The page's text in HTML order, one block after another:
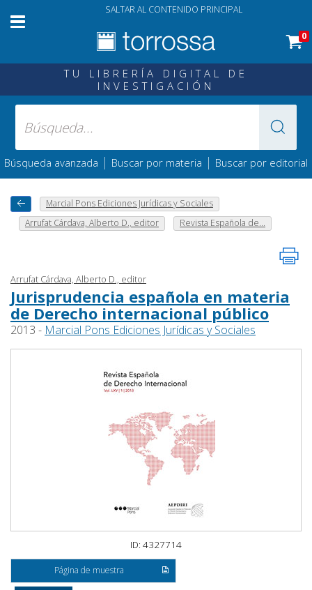
SALTAR AL CONTENIDO PRINCIPAL
0
TU LIBRERÍA DIGITAL DE
INVESTIGACIÓN
Búsqueda avanzada | Buscar por materia | Buscar por editorial
Marcial Pons Ediciones Jurídicas y Sociales
Arrufat Cárdava, Alberto D., editor
Revista Española de...
Arrufat Cárdava, Alberto D., editor
Jurisprudencia española en materia
de Derecho internacional público
2013 - Marcial Pons Ediciones Jurídicas y Sociales
ID: 4327714
Página de muestra